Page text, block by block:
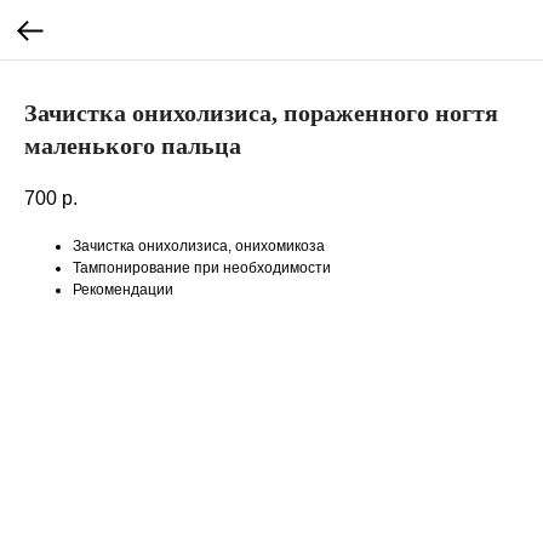
Зачистка онихолизиса, пораженного ногтя
маленького пальца
700 р.
Зачистка онихолизиса, онихомикоза
Тампонирование при необходимости
Рекомендации